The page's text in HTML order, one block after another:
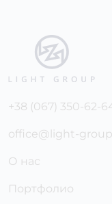
+38 (067) 350-62-
office@light-
О нас
Портфолио